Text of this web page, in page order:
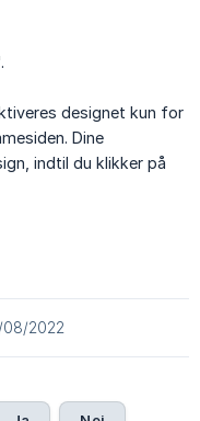
designet kun for
Dine
indtil du klikker på
08/2022